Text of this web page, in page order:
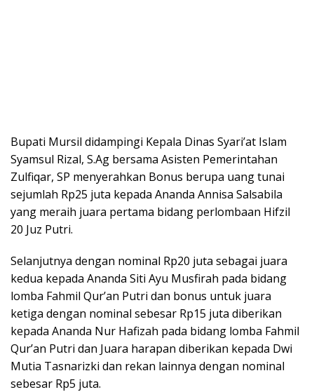
Bupati Mursil didampingi Kepala Dinas Syari’at Islam
Syamsul Rizal, S.Ag bersama Asisten Pemerintahan
Zulfiqar, SP menyerahkan Bonus berupa uang tunai
sejumlah Rp25 juta kepada Ananda Annisa Salsabila
yang meraih juara pertama bidang perlombaan Hifzil
20 Juz Putri.
Selanjutnya dengan nominal Rp20 juta sebagai juara
kedua kepada Ananda Siti Ayu Musfirah pada bidang
lomba Fahmil Qur’an Putri dan bonus untuk juara
ketiga dengan nominal sebesar Rp15 juta diberikan
kepada Ananda Nur Hafizah pada bidang lomba Fahmil
Qur’an Putri dan Juara harapan diberikan kepada Dwi
Mutia Tasnarizki dan rekan lainnya dengan nominal
sebesar Rp5 juta.